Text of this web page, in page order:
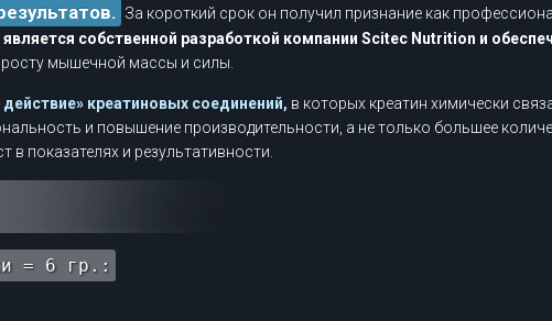
За короткий срок он получил признание как
является собственной разработкой компании Scitec Nutrition и
мышечной массы и силы.
креатиновых соединений, в которых креатин химически
и повышение производительности, а не только большее
в показателях и результативности.
= 6 гр.: